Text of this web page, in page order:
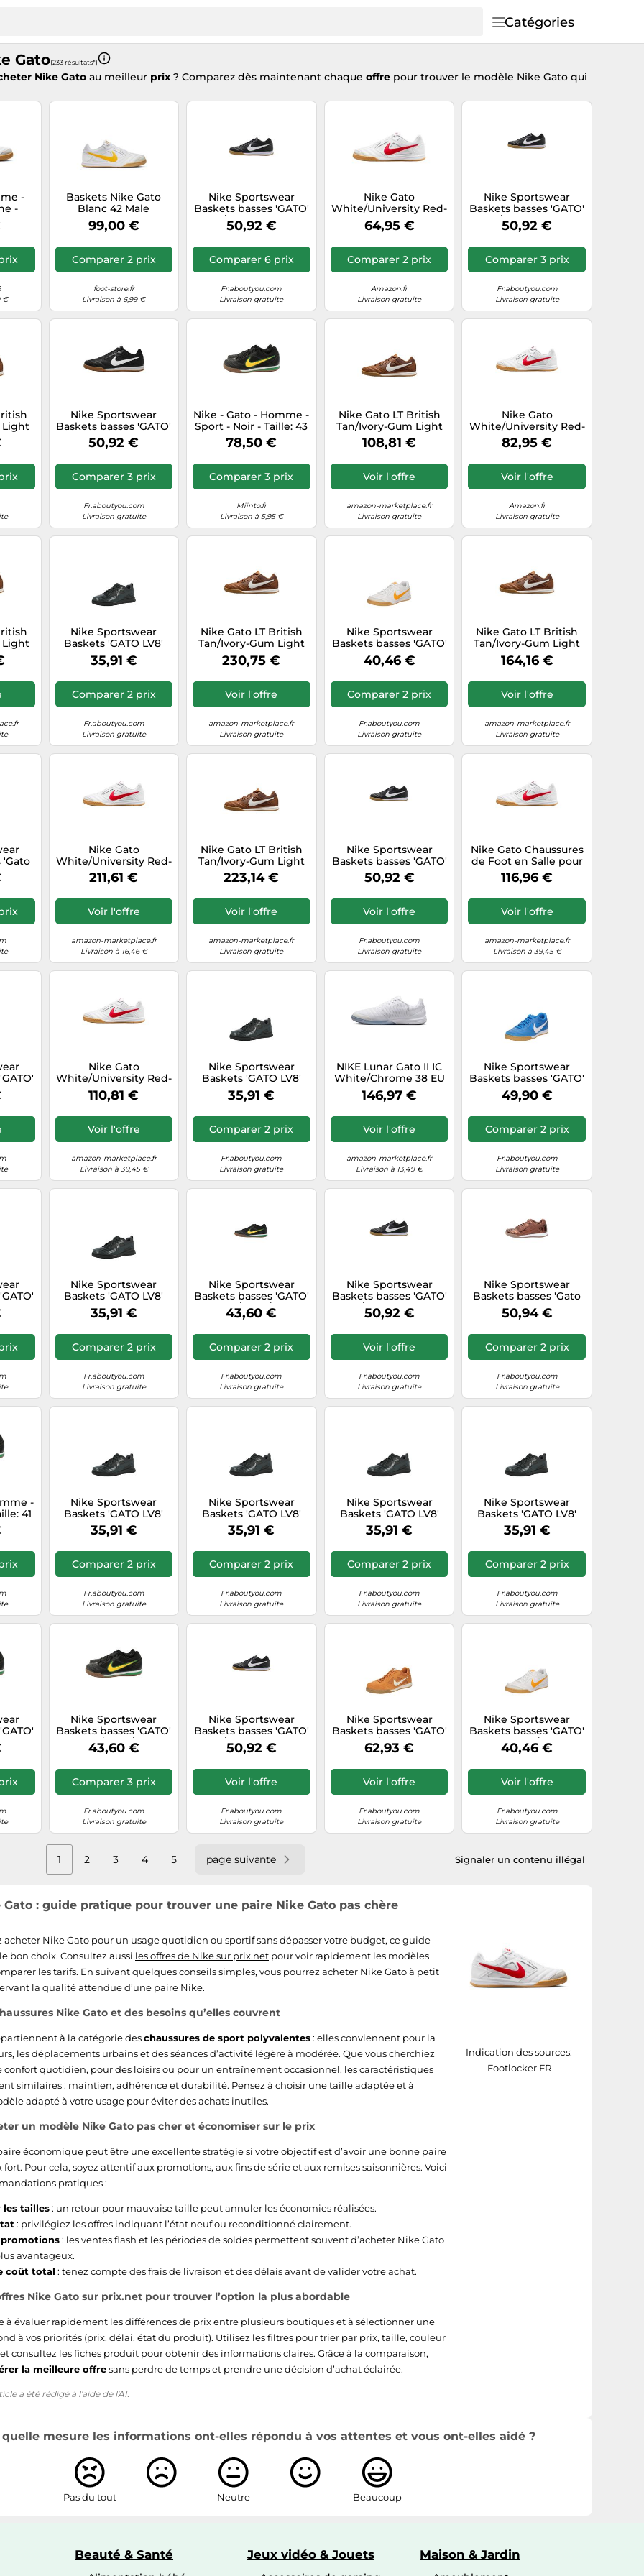
Catégories
Gato(233 résultats*)
Nike Gato au meilleur prix ? Comparez dès maintenant chaque offre pour trouver le modèle Nike Gato qui
-
-
€
Baskets Nike Gato
Blanc 42 Male
99,00 €
Comparer 2 prix
foot-store.fr
Livraison à 6,99 €
Nike Sportswear
Baskets basses 'GATO'
noir / blanc, Taille 43
50,92 €
Comparer 6 prix
Fr.aboutyou.com
Livraison gratuite
Nike Gato
White/University Red-
Gum Yellow 47 EU
64,95 €
Comparer 2 prix
Amazon.fr
Livraison gratuite
Nike Sportswear
Baskets basses 'GATO'
noir / blanc, Taille 42
50,92 €
Comparer 3 prix
Fr.aboutyou.com
Livraison gratuite
Light
Nike Sportswear
Baskets basses 'GATO'
noir / blanc, Taille 44
50,92 €
Comparer 3 prix
Fr.aboutyou.com
Livraison gratuite
Nike - Gato - Homme -
Sport - Noir - Taille: 43
EU
78,50 €
Comparer 3 prix
Miinto.fr
Livraison à 5,95 €
Nike Gato LT British
Tan/Ivory-Gum Light
Brown 44.5 EU
108,81 €
Voir l'offre
amazon-marketplace.fr
Livraison gratuite
Nike Gato
White/University Red-
Gum Yellow 47.5 EU
82,95 €
Voir l'offre
Amazon.fr
Livraison gratuite
Light
Nike Sportswear
Baskets 'GATO LV8'
anthracite, Taille 36,5
35,91 €
Comparer 2 prix
Fr.aboutyou.com
Livraison gratuite
Nike Gato LT British
Tan/Ivory-Gum Light
Brown 44 EU
230,75 €
Voir l'offre
amazon-marketplace.fr
Livraison gratuite
Nike Sportswear
Baskets basses 'GATO'
jaune d'or / blanc,
Taille 40
40,46 €
Comparer 2 prix
Fr.aboutyou.com
Livraison gratuite
Nike Gato LT British
Tan/Ivory-Gum Light
Brown 40 EU
164,16 €
Voir l'offre
amazon-marketplace.fr
Livraison gratuite
'Gato
45
Nike Gato
White/University Red-
Gum Yellow 45.5 EU
211,61 €
Voir l'offre
amazon-marketplace.fr
Livraison à 16,46 €
Nike Gato LT British
Tan/Ivory-Gum Light
Brown 43 EU
223,14 €
Voir l'offre
amazon-marketplace.fr
Livraison gratuite
Nike Sportswear
Baskets basses 'GATO'
noir / blanc, Taille 45,5
50,92 €
Voir l'offre
Fr.aboutyou.com
Livraison gratuite
Nike Gato Chaussures
de Foot en Salle pour
Homme
White/University
Red/Gum Yello 46
116,96 €
Voir l'offre
amazon-marketplace.fr
Livraison à 39,45 €
38,5
Nike Gato
White/University Red-
Gum Yellow 41 EU
110,81 €
Voir l'offre
amazon-marketplace.fr
Livraison à 39,45 €
Nike Sportswear
Baskets 'GATO LV8'
anthracite, Taille 38
35,91 €
Comparer 2 prix
Fr.aboutyou.com
Livraison gratuite
NIKE Lunar Gato II IC
White/Chrome 38 EU
146,97 €
Voir l'offre
amazon-marketplace.fr
Livraison à 13,49 €
Nike Sportswear
Baskets basses 'GATO'
turquoise / blanc,
Taille 41
49,90 €
Comparer 2 prix
Fr.aboutyou.com
Livraison gratuite
Nike Sportswear
Baskets 'GATO LV8'
anthracite, Taille 36
35,91 €
Comparer 2 prix
Fr.aboutyou.com
Livraison gratuite
Nike Sportswear
Baskets basses 'GATO'
jaune / vert / noir,
Taille 42,5
43,60 €
Comparer 2 prix
Fr.aboutyou.com
Livraison gratuite
Nike Sportswear
Baskets basses 'GATO'
noir / blanc, Taille 40
50,92 €
Voir l'offre
Fr.aboutyou.com
Livraison gratuite
Nike Sportswear
Baskets basses 'Gato
LV8' rouille, Taille 43
50,94 €
Comparer 2 prix
Fr.aboutyou.com
Livraison gratuite
-
41
Nike Sportswear
Baskets 'GATO LV8'
anthracite, Taille 38,5
35,91 €
Comparer 2 prix
Fr.aboutyou.com
Livraison gratuite
Nike Sportswear
Baskets 'GATO LV8'
anthracite, Taille 39
35,91 €
Comparer 2 prix
Fr.aboutyou.com
Livraison gratuite
Nike Sportswear
Baskets 'GATO LV8'
anthracite, Taille 40
35,91 €
Comparer 2 prix
Fr.aboutyou.com
Livraison gratuite
Nike Sportswear
Baskets 'GATO LV8'
anthracite, Taille 37,5
35,91 €
Comparer 2 prix
Fr.aboutyou.com
Livraison gratuite
Nike Sportswear
Baskets basses 'GATO'
jaune / vert / noir,
Taille 44,5
43,60 €
Comparer 3 prix
Fr.aboutyou.com
Livraison gratuite
Nike Sportswear
Baskets basses 'GATO'
noir / blanc, Taille 39
50,92 €
Voir l'offre
Fr.aboutyou.com
Livraison gratuite
Nike Sportswear
Baskets basses 'GATO'
orange / blanc, Taille
40
62,93 €
Voir l'offre
Fr.aboutyou.com
Livraison gratuite
Nike Sportswear
Baskets basses 'GATO'
jaune d'or / blanc,
Taille 39
40,46 €
Voir l'offre
Fr.aboutyou.com
Livraison gratuite
Signaler un contenu illégal
1 2 3 4 5 page suivante
Indication des sources:
Footlocker FR
: guide pratique pour trouver une paire Nike Gato pas chère
acheter Nike Gato pour un usage quotidien ou sportif sans dépasser votre budget, ce guide
bon choix. Consultez aussi les offres de Nike sur prix.net pour voir rapidement les modèles
les tarifs. En suivant quelques conseils simples, vous pourrez acheter Nike Gato à petit
la qualité attendue d’une paire Nike.
Nike Gato et des besoins qu’elles couvrent
à la catégorie deschaussures de sport polyvalentes: elles conviennent pour la
les déplacements urbains et des séances d’activité légère à modérée. Que vous cherchiez
confort quotidien, pour des loisirs ou pour un entraînement occasionnel, les caractéristiques
similaires : maintien, adhérence et durabilité. Pensez à choisir une taille adaptée et à
adapté à votre usage pour éviter des achats inutiles.
un modèle Nike Gato pas cher et économiser sur le prix
économique peut être une excellente stratégie si votre objectif est d’avoir une bonne paire
fort. Pour cela, soyez attentif aux promotions, aux fins de série et aux remises saisonnières. Voici
pratiques :
les tailles: un retour pour mauvaise taille peut annuler les économies réalisées.
: privilégiez les offres indiquant l’état neuf ou reconditionné clairement.
promotions: les ventes flash et les périodes de soldes permettent souvent d’acheter Nike Gato
avantageux.
coût total : tenez compte des frais de livraison et des délais avant de valider votre achat.
Nike Gato sur prix.net pour trouver l’option la plus abordable
à évaluer rapidement les différences de prix entre plusieurs boutiques et à sélectionner une
à vos priorités (prix, délai, état du produit). Utilisez les filtres pour trier par prix, taille, couleur
consultez les fiches produit pour obtenir des informations claires. Grâce à la comparaison,
la meilleure offresans perdre de temps et prendre une décision d’achat éclairée.
a été rédigé à l'aide de l'AI.
quelle mesure les informations ont-elles répondu à vos attentes et vous ont-elles aidé ?
Pas du tout Neutre Beaucoup
Beauté & Santé Jeux vidéo & Jouets Maison & Jardin